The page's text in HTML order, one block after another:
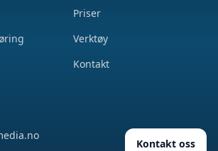
Priser
Verktøy
Kontakt
Kontakt oss